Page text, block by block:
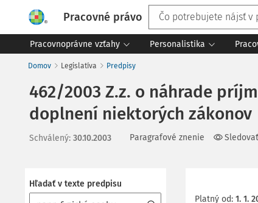
Pracovné právo
Pracovnoprávne vzťahy Personalistika
Domov Legislatíva Predpisy
462/2003 Z.z. o náhrade
doplnení niektorých zákonov
Schválený: 30.10.2003 Paragrafové znenie
Hľadať v texte predpisu
Platný od: 1. 1.